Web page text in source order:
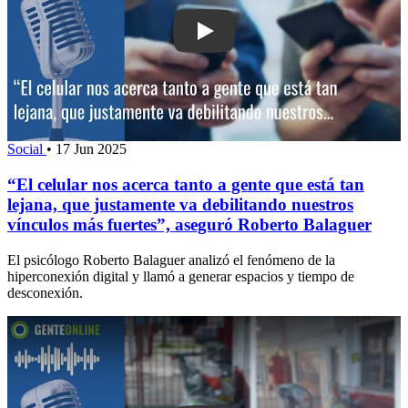
Play: “El celular nos acerca tanto a
Social • 17 Jun 2025
“El celular nos acerca tanto a gente que está tan
lejana, que justamente va debilitando nuestros
vínculos más fuertes”, aseguró Roberto Balaguer
El psicólogo Roberto Balaguer analizó el fenómeno de la
hiperconexión digital y llamó a generar espacios y tiempo de
desconexión.